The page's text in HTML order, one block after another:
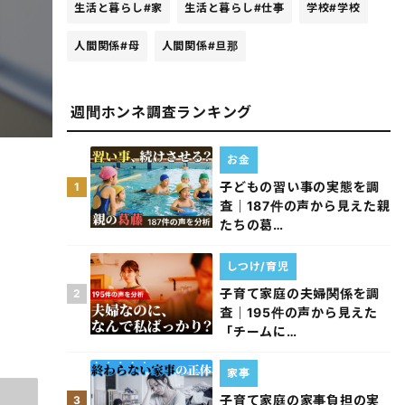
生活と暮らし#家 生活と暮らし#仕事 学校#学校
人間関係#母 人間関係#旦那
週間ホンネ調査ランキング
1
子どもの習い事の実態を調
査｜187件の声から見えた親
たちの葛…
お金
2
子育て家庭の夫婦関係を調
査｜195件の声から見えた
「チームに…
しつけ/育児
3 子育て家庭の家事負担の実
家事